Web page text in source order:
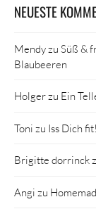
NEUESTE
Mendyzu Süß &
Blaubeeren
Holgerzu Ein
Toni zu Iss Dich
Brigitte dorrinck
Angi zu